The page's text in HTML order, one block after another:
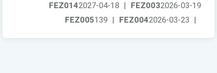
FEZ0032026-03-19
FEZ0142027-04-18 |
FEZ0042026-03-23 |
FEZ005139 |